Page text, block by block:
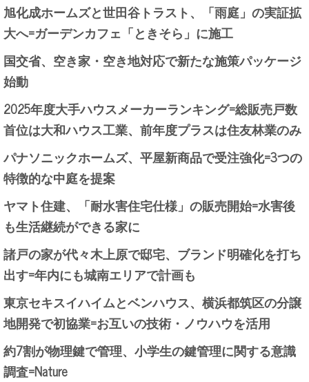
旭化成ホームズと世田谷トラスト、「雨庭」の実証拡
大へ=ガーデンカフェ「ときそら」に施工
国交省、空き家・空き地対応で新たな施策パッケージ
始動
2025年度大手ハウスメーカーランキング=総販売戸数
首位は大和ハウス工業、前年度プラスは住友林業のみ
パナソニックホームズ、平屋新商品で受注強化=3つの
特徴的な中庭を提案
ヤマト住建、「耐水害住宅仕様」の販売開始=水害後
も生活継続ができる家に
諸戸の家が代々木上原で邸宅、ブランド明確化を打ち
出す=年内にも城南エリアで計画も
東京セキスイハイムとベンハウス、横浜都筑区の分譲
地開発で初協業=お互いの技術・ノウハウを活用
約7割が物理鍵で管理、小学生の鍵管理に関する意識
調査=Nature